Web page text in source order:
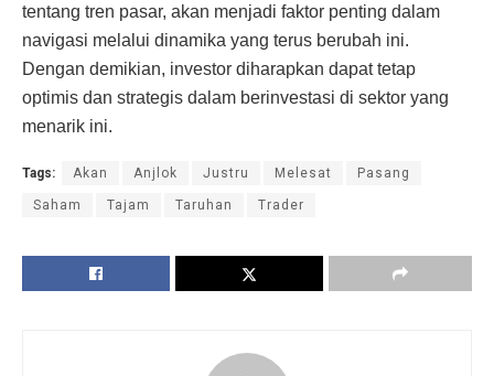
tentang tren pasar, akan menjadi faktor penting dalam
navigasi melalui dinamika yang terus berubah ini.
Dengan demikian, investor diharapkan dapat tetap
optimis dan strategis dalam berinvestasi di sektor yang
menarik ini.
Tags: Akan Anjlok Justru Melesat Pasang
Saham Tajam Taruhan Trader